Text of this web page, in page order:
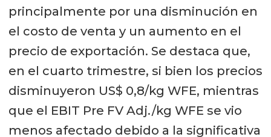
principalmente por una disminución en
el costo de venta y un aumento en el
precio de exportación. Se destaca que,
en el cuarto trimestre, si bien los precios
disminuyeron US$ 0,8/kg WFE, mientras
que el EBIT Pre FV Adj./kg WFE se vio
menos afectado debido a la significativa